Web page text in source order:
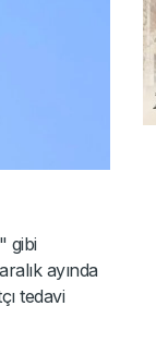
gibi
ayında
tedavi